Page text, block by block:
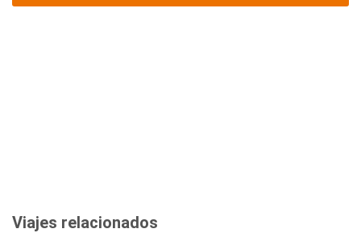
Viajes relacionados